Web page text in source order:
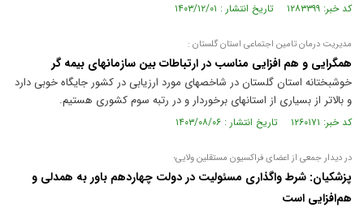
کد خبر: ۱۲۸۳۳۹۹ تاریخ انتشار : ۱۴۰۳/۱۲/۰۱
مدیریت درمان تامین اجتماعی استان گلستان :
همگرایی و هم افزایی مناسب در ارتباطات بین سازمانهای بیمه گر
خوشبختانه استان گلستان در شاخصهای مورد ارزیابی در کشور جایگاه خوبی دارد
و بالاتر از بسیاری از استانهای برخوردار و در رتبه سوم کشوری هستیم.
کد خبر: ۱۲۶۰۱۷۱ تاریخ انتشار : ۱۴۰۳/۰۸/۰۶
در دیدار جمعی از اعضای فراکسیون مستقلین ولایی؛
پزشکیان: شرط واگذاری مسئولیت در دولت چهاردهم باور به همدلی و
هم‌افزایی است